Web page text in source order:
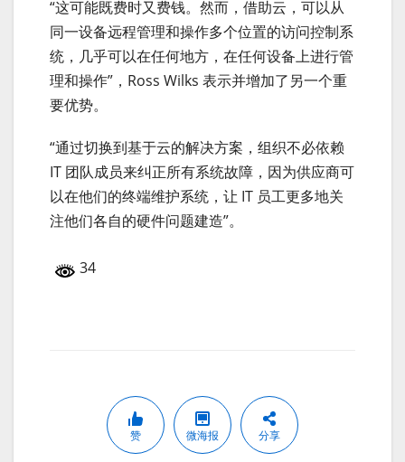
“这可能既费时又费钱。然而，借助云，可以从
同一设备远程管理和操作多个位置的访问控制系
统，几乎可以在任何地方，在任何设备上进行管
理和操作”，Ross Wilks 表示并增加了另一个重
要优势。
“通过切换到基于云的解决方案，组织不必依赖
IT 团队成员来纠正所有系统故障，因为供应商可
以在他们的终端维护系统，让 IT 员工更多地关
注他们各自的硬件问题建造”。
34
赞 微海报 分享